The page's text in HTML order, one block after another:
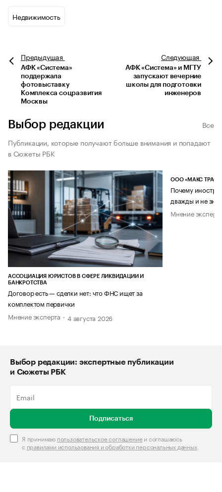
Недвижимость
Предыдущая
АФК «Система»
поддержала
фотовыставку
Комплекса соцразвития
Москвы
Следующая
АФК «Система» и МГТУ
запускают вечерние
школы для подготовки
инженеров
Выбор редакции
Все
Публикации, которые получают больше внимания и попадают
в Сюжеты РБК
АССОЦИАЦИЯ ЮРИСТОВ В СФЕРЕ ЛИКВИДАЦИИ И
БАНКРОТСТВА
Договор есть — сделки нет: что ФНС ищет за
комплектом первички
Мнение эксперта
4 августа 2026
ООО «МАКС ТРАСТ»
Почему
дважды и не
Мнение
Выбор редакции: экспертные публикации
и Сюжеты РБК
Подписаться
Я принимаю пользовательское соглашениеи соглашаюсь
с правилами использования и обработки персональных данных.